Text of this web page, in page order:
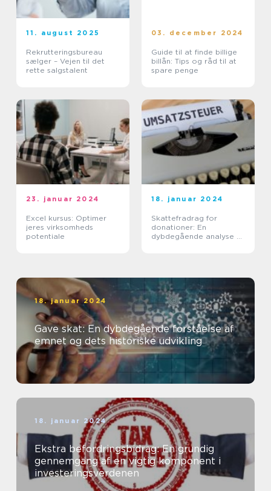
11. august 2025
Rekrutteringsbureau
sælger – Vejen til det
rette salgstalent
03. december 2024
Guide til at finde billige
billån: Tips og råd til at
spare penge
23. januar 2024
Excel kursus: Optimer
jeres virksomheds
potentiale
18. januar 2024
Skattefradrag for
donationer: En
dybdegående analyse af
18. januar 2024
Gave skat: En dybdegående forståelse af
emnet og dets historiske udvikling
18. januar 2024
Ekstra befordringsbidrag: En grundig
gennemgang af en vigtig komponent i
investeringsverdenen